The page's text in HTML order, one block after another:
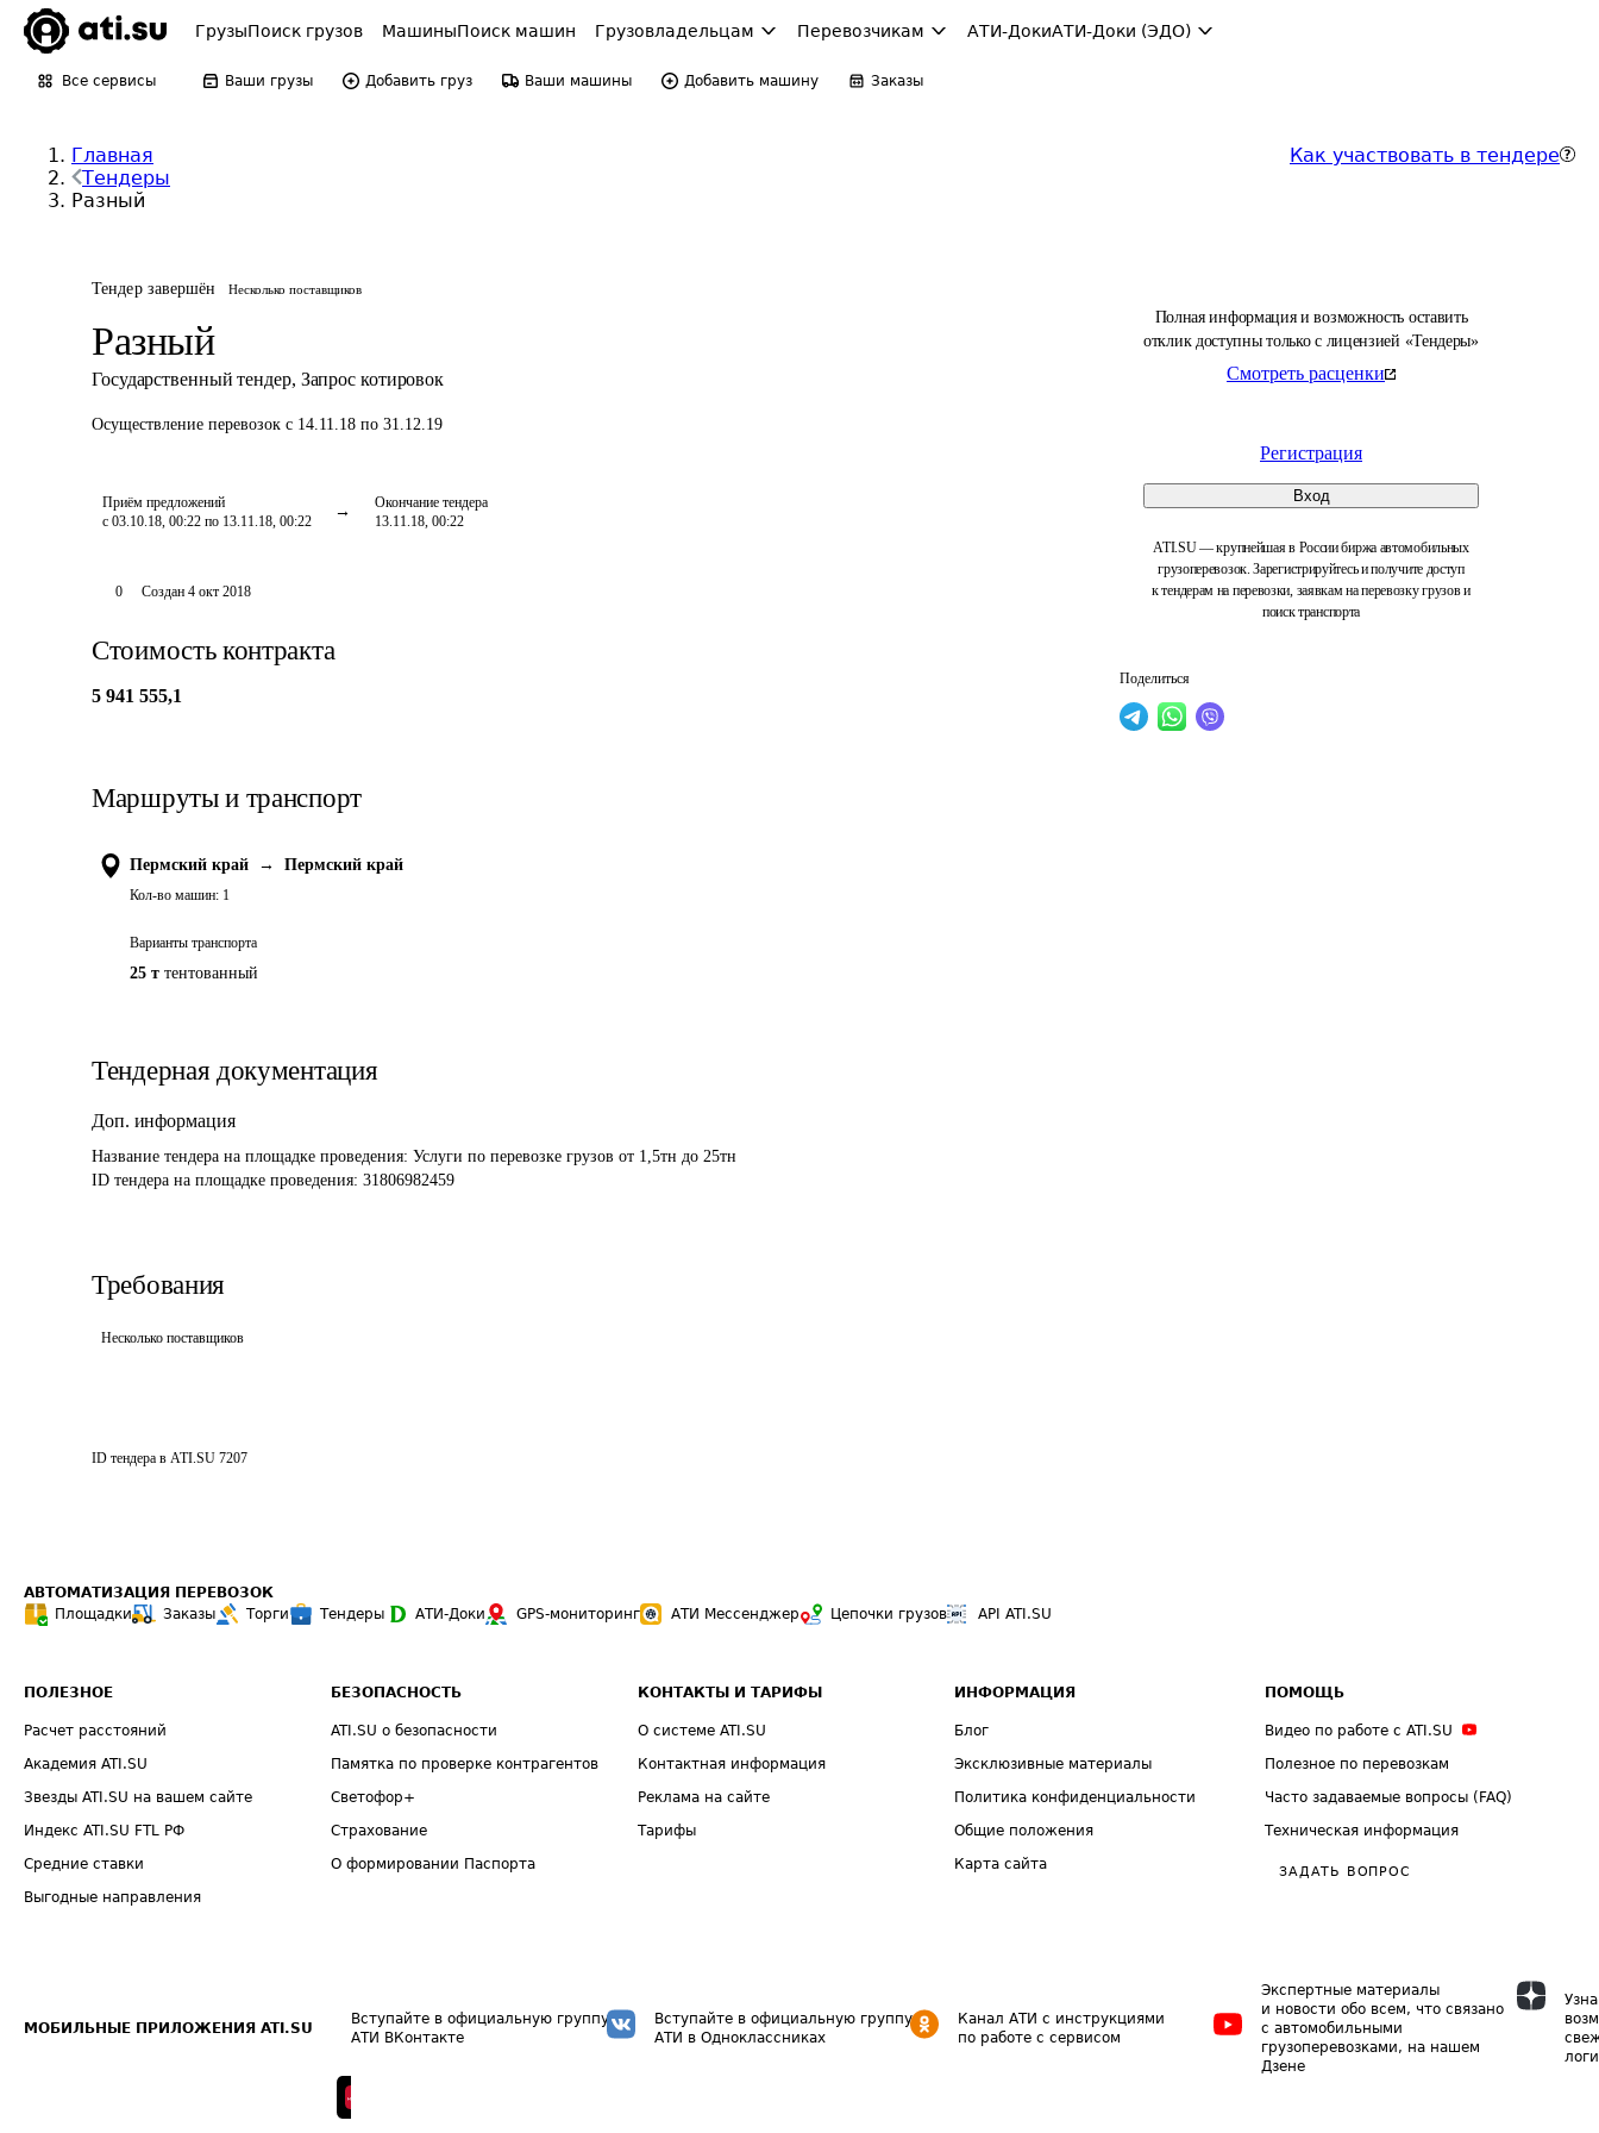
ГрузыПоиск грузов МашиныПоиск машин Грузовладельцам Перевозчикам АТИ-ДокиАТИ-Доки (ЭДО)
Все сервисы Ваши грузы Добавить груз Ваши машины Добавить машину Заказы
Главная
Тендеры
Разный
Как участвовать в тендере
Тендер завершён Несколько поставщиков
Разный
Государственный тендер, Запрос котировок
Осуществление перевозок с 14.11.18 по 31.12.19
Приём предложений
с 03.10.18, 00:22 по 13.11.18, 00:22
Окончание тендера
13.11.18, 00:22
Полная информация и возможность оставить
отклик доступны только с лицензией «Тендеры»
Смотреть расценки
Регистрация
Вход
ATI.SU — крупнейшая в России биржа автомобильных
грузоперевозок. Зарегистрируйтесь и получите доступ
к тендерам на перевозки, заявкам на перевозку грузов и
поиск транспорта
Поделиться
0 Создан 4 окт 2018
Стоимость контракта
5 941 555,1
Маршруты и транспорт
Пермский край → Пермский край
Кол-во машин: 1
Варианты транспорта
25 т тентованный
Тендерная документация
Доп. информация
Название тендера на площадке проведения: Услуги по перевозке грузов от 1,5тн до 25тн
ID тендера на площадке проведения: 31806982459
Требования
Несколько поставщиков
ID тендера в ATI.SU 7207
АВТОМАТИЗАЦИЯ ПЕРЕВОЗОК
Площадки
Заказы Торги Тендеры АТИ-Доки GPS-мониторинг АТИ Мессенджер Цепочки грузов API ATI.SU
ПОЛЕЗНОЕ
Расчет расстояний
Академия ATI.SU
Звезды ATI.SU на вашем сайте
Индекс ATI.SU FTL РФ
Средние ставки
Выгодные направления
БЕЗОПАСНОСТЬ
ATI.SU о безопасности
Памятка по проверке контрагентов
Светофор+
Страхование
О формировании Паспорта
КОНТАКТЫ И ТАРИФЫ
О системе ATI.SU
Контактная информация
Реклама на сайте
Тарифы
ИНФОРМАЦИЯ
Блог
Эксклюзивные материалы
Политика конфиденциальности
Общие положения
Карта сайта
ПОМОЩЬ
Видео по работе с ATI.SU
Полезное по перевозкам
Часто задаваемые вопросы (FAQ)
Техническая информация
ЗАДАТЬ ВОПРОС
МОБИЛЬНЫЕ ПРИЛОЖЕНИЯ ATI.SU
Вступайте в официальную группу
АТИ ВКонтакте
Вступайте в официальную группу
АТИ в Одноклассниках
Канал АТИ с инструкциями
по работе с сервисом
Экспертные материалы
и новости обо всем, что связано
с автомобильными
грузоперевозками, на нашем
Дзене